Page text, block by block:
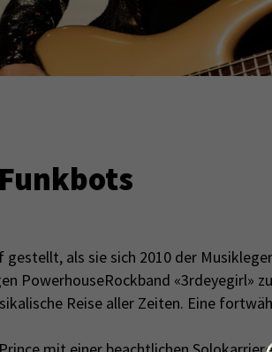
als sie sich 2010 der
Powerhouse­Rockband «3rdeyegirl»
Reise aller Zeiten. Eine